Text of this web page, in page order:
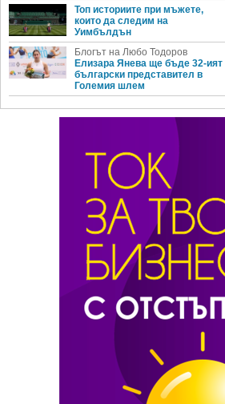
Топ историите при мъжете,
които да следим на
Уимбълдън
Блогът на Любо Тодоров
Елизара Янева ще бъде 32-ият
български представител в
Големия шлем